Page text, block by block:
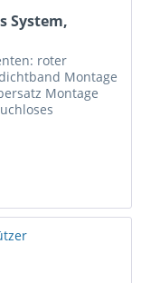
System,
roter
Montage
Montage